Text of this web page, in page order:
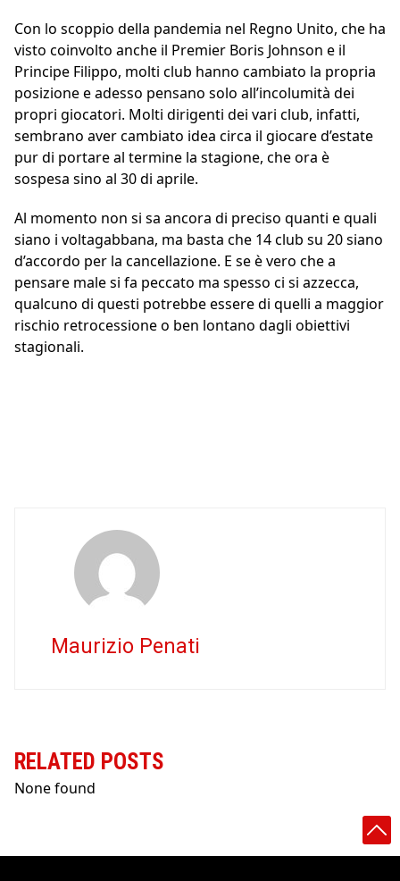
Con lo scoppio della pandemia nel Regno Unito, che ha
visto coinvolto anche il Premier Boris Johnson e il
Principe Filippo, molti club hanno cambiato la propria
posizione e adesso pensano solo all’incolumità dei
propri giocatori. Molti dirigenti dei vari club, infatti,
sembrano aver cambiato idea circa il giocare d’estate
pur di portare al termine la stagione, che ora è
sospesa sino al 30 di aprile.
Al momento non si sa ancora di preciso quanti e quali
siano i voltagabbana, ma basta che 14 club su 20 siano
d’accordo per la cancellazione. E se è vero che a
pensare male si fa peccato ma spesso ci si azzecca,
qualcuno di questi potrebbe essere di quelli a maggior
rischio retrocessione o ben lontano dagli obiettivi
stagionali.
Maurizio Penati
RELATED POSTS
None found